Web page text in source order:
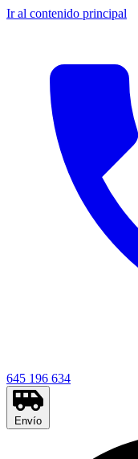
Ir al contenido principal
645 196 634
Envío